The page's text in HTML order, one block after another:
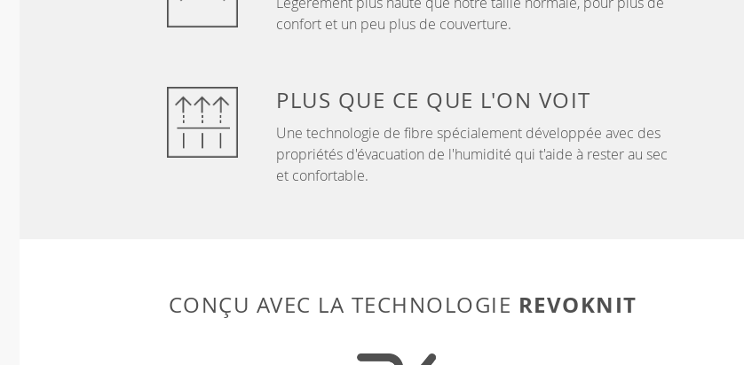
confort et un peu plus de couverture.
PLUS QUE CE QUE L'ON VOIT
Une technologie de fibre spécialement développée avec des
propriétés d'évacuation de l'humidité qui t'aide à rester au sec
et confortable.
CONÇU AVEC LA TECHNOLOGIE REVOKNIT